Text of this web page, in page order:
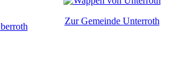
Zur Gemeinde Unterroth